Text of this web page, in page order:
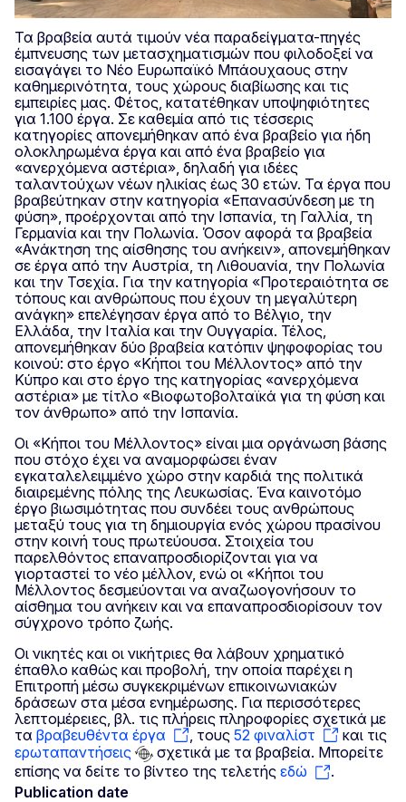
Τα βραβεία αυτά τιμούν νέα παραδείγματα-πηγές
έμπνευσης των μετασχηματισμών που φιλοδοξεί να
εισαγάγει το Νέο Ευρωπαϊκό Μπάουχαους στην
καθημερινότητα, τους χώρους διαβίωσης και τις
εμπειρίες μας. Φέτος, κατατέθηκαν υποψηφιότητες
για 1.100 έργα. Σε καθεμία από τις τέσσερις
κατηγορίες απονεμήθηκαν από ένα βραβείο για ήδη
ολοκληρωμένα έργα και από ένα βραβείο για
«ανερχόμενα αστέρια», δηλαδή για ιδέες
ταλαντούχων νέων ηλικίας έως 30 ετών. Τα έργα που
βραβεύτηκαν στην κατηγορία «Επανασύνδεση με τη
φύση», προέρχονται από την Ισπανία, τη Γαλλία, τη
Γερμανία και την Πολωνία. Όσον αφορά τα βραβεία
«Ανάκτηση της αίσθησης του ανήκειν», απονεμήθηκαν
σε έργα από την Αυστρία, τη Λιθουανία, την Πολωνία
και την Τσεχία. Για την κατηγορία «Προτεραιότητα σε
τόπους και ανθρώπους που έχουν τη μεγαλύτερη
ανάγκη» επελέγησαν έργα από το Βέλγιο, την
Ελλάδα, την Ιταλία και την Ουγγαρία. Τέλος,
απονεμήθηκαν δύο βραβεία κατόπιν ψηφοφορίας του
κοινού: στο έργο «Κήποι του Μέλλοντος» από την
Κύπρο και στο έργο της κατηγορίας «ανερχόμενα
αστέρια» με τίτλο «Βιοφωτοβολταϊκά για τη φύση και
τον άνθρωπο» από την Ισπανία.
Οι «Κήποι του Μέλλοντος» είναι μια οργάνωση βάσης
που στόχο έχει να αναμορφώσει έναν
εγκαταλελειμμένο χώρο στην καρδιά της πολιτικά
διαιρεμένης πόλης της Λευκωσίας. Ένα καινοτόμο
έργο βιωσιμότητας που συνδέει τους ανθρώπους
μεταξύ τους για τη δημιουργία ενός χώρου πρασίνου
στην κοινή τους πρωτεύουσα. Στοιχεία του
παρελθόντος επαναπροσδιορίζονται για να
γιορταστεί το νέο μέλλον, ενώ οι «Κήποι του
Μέλλοντος δεσμεύονται να αναζωογονήσουν το
αίσθημα του ανήκειν και να επαναπροσδιορίσουν τον
σύγχρονο τρόπο ζωής.
Οι νικητές και οι νικήτριες θα λάβουν χρηματικό
έπαθλο καθώς και προβολή, την οποία παρέχει η
Επιτροπή μέσω συγκεκριμένων επικοινωνιακών
δράσεων στα μέσα ενημέρωσης. Για περισσότερες
λεπτομέρειες, βλ. τις πλήρεις πληροφορίες σχετικά με
τα βραβευθέντα έργα , τους 52 φιναλίστ
και τις
ερωταπαντήσεις
σχετικά με τα βραβεία. Μπορείτε
επίσης να δείτε το βίντεο της τελετής εδώ
.
Publication date